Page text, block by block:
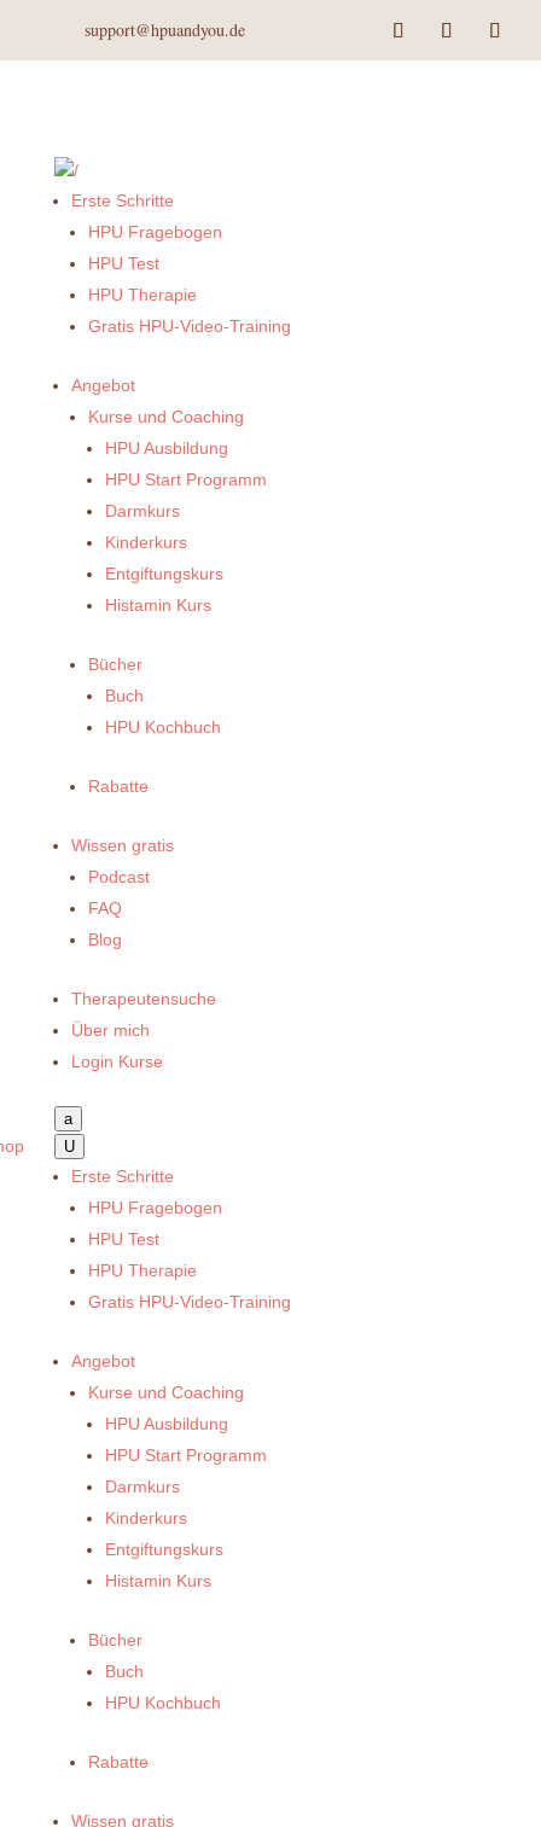
support@hpuandyou.de
Erste Schritte
HPU Fragebogen
HPU Test
HPU Therapie
Gratis HPU-Video-Training
Angebot
Kurse und Coaching
HPU Ausbildung
HPU Start Programm
Darmkurs
Kinderkurs
Entgiftungskurs
Histamin Kurs
Bücher
Buch
HPU Kochbuch
Rabatte
Wissen gratis
Podcast
FAQ
Blog
Therapeutensuche
Über mich
Login Kurse
a
U
Erste Schritte
HPU Fragebogen
HPU Test
HPU Therapie
Gratis HPU-Video-Training
Angebot
Kurse und Coaching
HPU Ausbildung
HPU Start Programm
Darmkurs
Kinderkurs
Entgiftungskurs
Histamin Kurs
Bücher
Buch
HPU Kochbuch
Rabatte
Wissen gratis